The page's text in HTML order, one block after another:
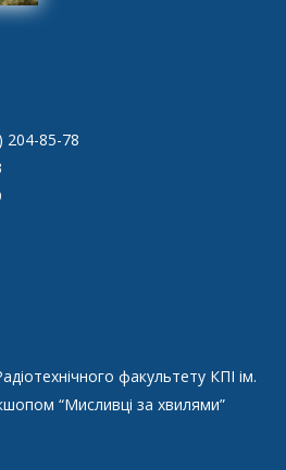
204-85-78
факультету КПІ ім.
“Мисливці за хвилями”